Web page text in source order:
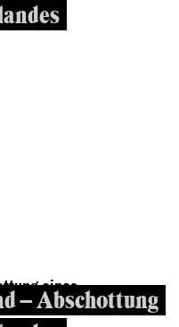
– Abschottung